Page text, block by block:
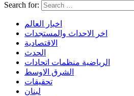
Search for:
اخبار العالم
اخر الاحداث والمستجدات
الاقتصادية
الحدث
الرياضية منظمات اتحادات
الشرق الاوسط
تحقيقات
لبنان